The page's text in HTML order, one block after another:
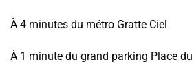
À 4 minutes du métro Gratte Ciel
À 1 minute du grand parking Place